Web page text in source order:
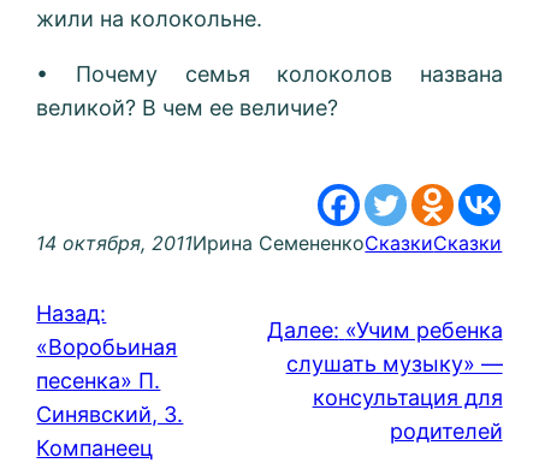
жили на колокольне.
• Почему семья колоколов названа
великой? В чем ее величие?
14 октября, 2011Ирина СемененкоСказкиСказки
Назад:
«Воробьиная
песенка» П.
Синявский, З.
Компанеец
Далее: «Учим ребенка
слушать музыку» —
консультация для
родителей